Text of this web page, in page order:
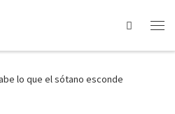
Search
lo que el sótano esconde